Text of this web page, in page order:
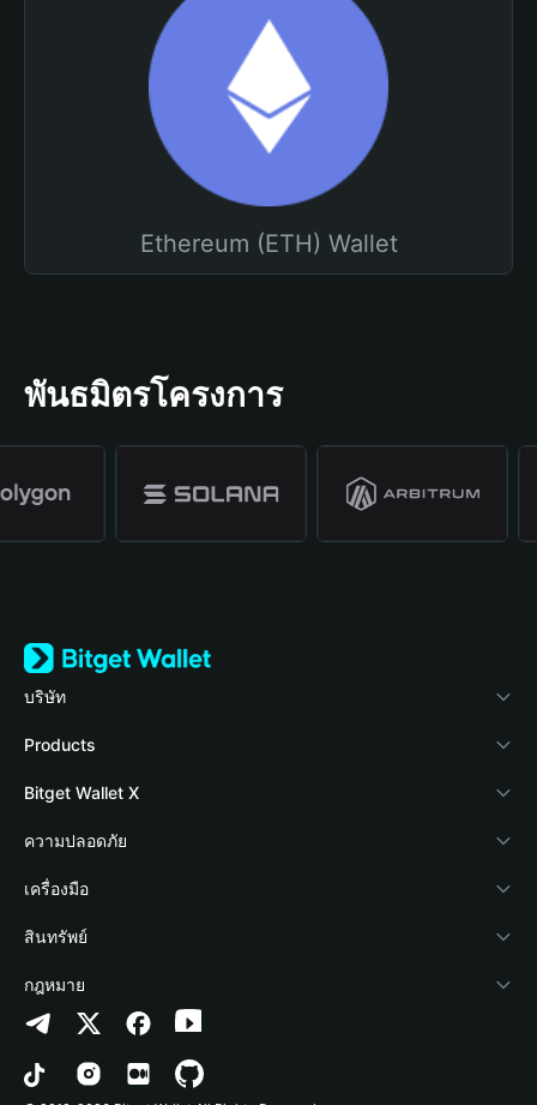
Ethereum (ETH) Wallet
พันธมิตรโครงการ
บริษัท
เกี่ยวกับ Bitget Wallet
Blog
Academy
ข่าวสารด้านคริปโต
ศูนย์ช่วยเหลือ
ติดต่อเรา
ทรัพยากรข้อมูลของแบรนด์
อาชีพ
Products
Crypto Card
Stablecoin Earn
Payfi Crypto
Crypto Swap API
Altcoin Season Index
Prediction Markets
DApp
Bitget Wallet X
นักพัฒนา
เชื่อมต่อ Wallet
Bitget Wallet Pay
ลิสต์โปรเจกต์
ความปลอดภัย
Protection Fund
เทคโนโลยีความปลอดภัย
เครื่องมือ
ซื้อคริปโต
การตรวจจับการอนุญาต
การตรวจจับสัญญา
การโอนเป็นชุด
สินทรัพย์
Arbitrum
Avalanche
Bitcoin
กฎหมาย
นโยบายความเป็นส่วนตัว
ข้อตกลงในการใช้บริการ